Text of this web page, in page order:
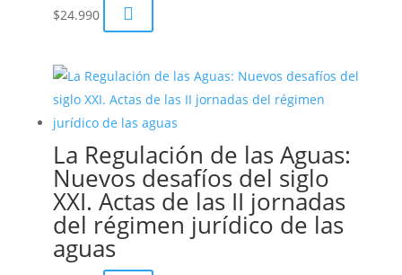
$24.990 
La Regulación de las Aguas:
Nuevos desafíos del siglo
XXI. Actas de las II jornadas
del régimen jurídico de las
aguas